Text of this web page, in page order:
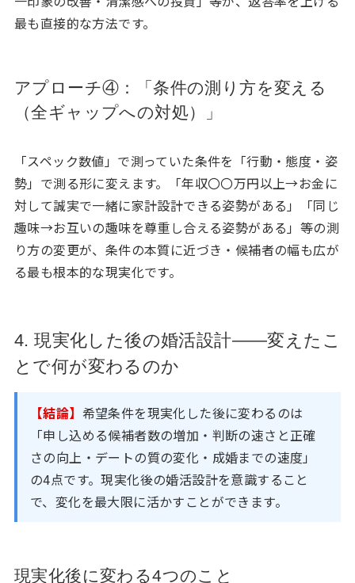
最も直接的な方法です。
アプローチ④：「条件の測り方を変える
（全ギャップへの対処）」
「スペック数値」で測っていた条件を「行動・態度・姿
勢」で測る形に変えます。「年収〇〇万円以上→お金に
対して誠実で一緒に家計設計できる姿勢がある」「同じ
趣味→お互いの趣味を尊重し合える姿勢がある」等の測
り方の変更が、条件の本質に近づき・候補者の幅も広が
る最も根本的な現実化です。
4. 現実化した後の婚活設計——変えたこ
とで何が変わるのか
【結論】 希望条件を現実化した後に変わるのは
「申し込める候補者数の増加・判断の速さと正確
さの向上・デートの質の変化・成婚までの速度」
の4点です。現実化後の婚活設計を意識すること
で、変化を最大限に活かすことができます。
現実化後に変わる4つのこと